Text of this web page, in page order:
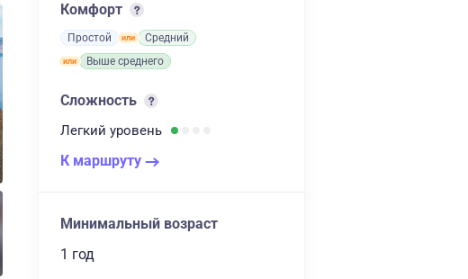
Комфорт
Простой
Средний
Выше среднего
Сложность
Легкий уровень
К маршруту
Минимальный возраст
1 год